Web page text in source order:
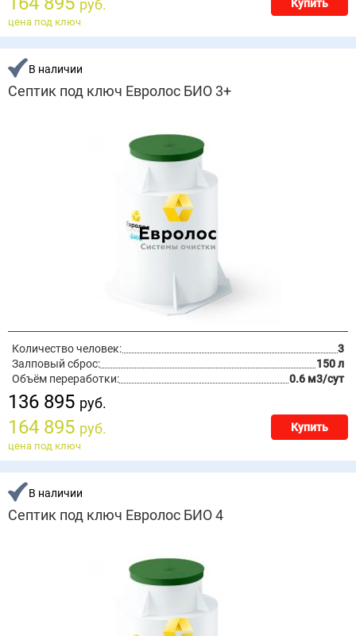
руб. Купить
цена под ключ
В наличии
Септик под ключ Евролос БИО 3+
Количество человек:
3
Залповый сброс:
150 л
Объём переработки:
0.6 м3/сут
136 895 руб.
164 895 руб. Купить
цена под ключ
В наличии
Септик под ключ Евролос БИО 4